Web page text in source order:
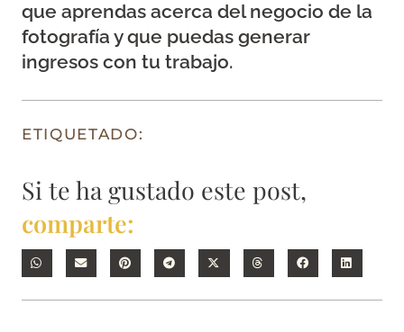
que aprendas acerca del negocio de la
fotografía y que puedas generar
ingresos con tu trabajo.
ETIQUETADO:
Si te ha gustado este post,
comparte: